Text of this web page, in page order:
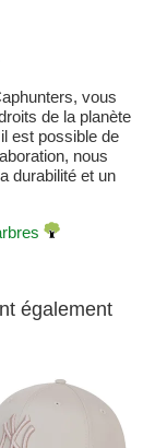
vous
de la planète
est possible de
nous
durabilité et un
également